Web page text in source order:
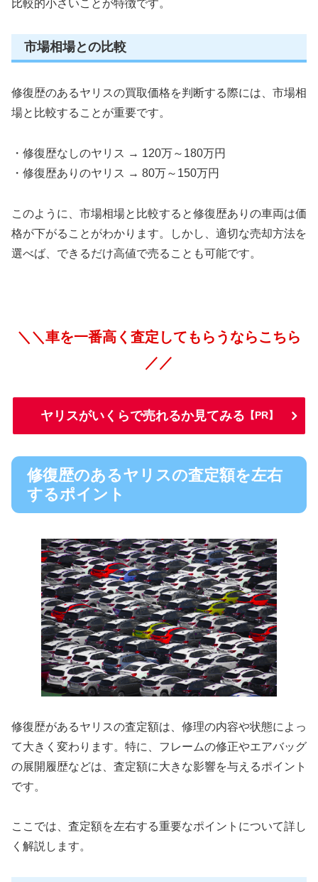
比較的小さいことが特徴です。
市場相場との比較
修復歴のあるヤリスの買取価格を判断する際には、市場相
場と比較することが重要です。
・修復歴なしのヤリス → 120万～180万円
・修復歴ありのヤリス → 80万～150万円
このように、市場相場と比較すると修復歴ありの車両は価
格が下がることがわかります。しかし、適切な売却方法を
選べば、できるだけ高値で売ることも可能です。
＼＼車を一番高く査定してもらうならこちら
／／
ヤリスがいくらで売れるか見てみる 【PR】
修復歴のあるヤリスの査定額を左右
するポイント
修復歴があるヤリスの査定額は、修理の内容や状態によっ
て大きく変わります。特に、フレームの修正やエアバッグ
の展開履歴などは、査定額に大きな影響を与えるポイント
です。
ここでは、査定額を左右する重要なポイントについて詳し
く解説します。